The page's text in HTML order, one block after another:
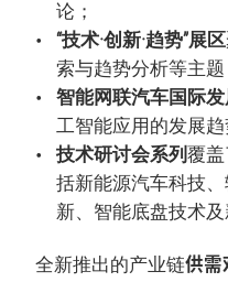
论；
“技术·创新·趋势”展区
索与趋势分析等主题
智能网联汽车国际
工智能应用的发展趋
技术研讨会系列 覆
括新能源汽车科技
新、智能底盘技术及
全新推出的产业链供需